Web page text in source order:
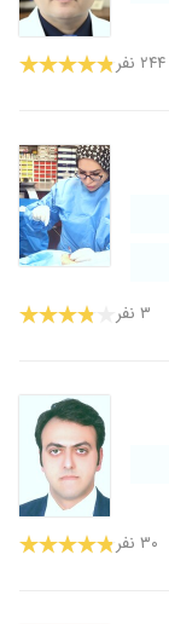
۲۴۴ نفر
۳ نفر
۳۰ نفر